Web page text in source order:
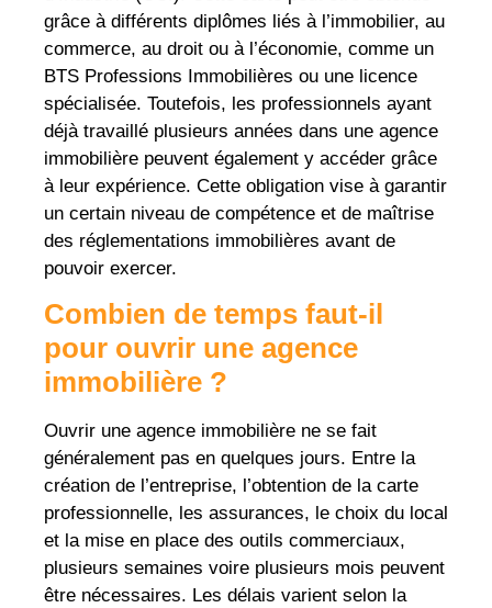
grâce à différents diplômes liés à l’immobilier, au
commerce, au droit ou à l’économie, comme un
BTS Professions Immobilières ou une licence
spécialisée. Toutefois, les professionnels ayant
déjà travaillé plusieurs années dans une agence
immobilière peuvent également y accéder grâce
à leur expérience. Cette obligation vise à garantir
un certain niveau de compétence et de maîtrise
des réglementations immobilières avant de
pouvoir exercer.
Combien de temps faut-il
pour ouvrir une agence
immobilière ?
Ouvrir une agence immobilière ne se fait
généralement pas en quelques jours. Entre la
création de l’entreprise, l’obtention de la carte
professionnelle, les assurances, le choix du local
et la mise en place des outils commerciaux,
plusieurs semaines voire plusieurs mois peuvent
être nécessaires. Les délais varient selon la